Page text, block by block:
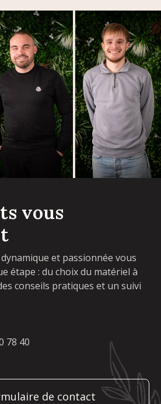
vous
et passionnée vous
étape : du choix du matériel à
conseils pratiques et un suivi
78 40
de contact